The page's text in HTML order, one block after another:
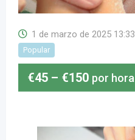
1 de marzo de 2025 13:33
Popular
€45 – €150 por hora